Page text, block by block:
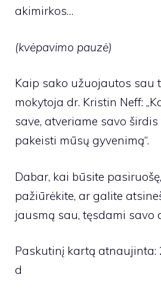
akimirkos…
(kvėpavimo pauzė)
Kaip sako užuojautos sau
mokytoja dr. Kristin Neff:
save, atveriame savo
pakeisti mūsų gyvenimą“.
Dabar, kai būsite
pažiūrėkite, ar galite
jausmą sau, tęsdami savo
Paskutinį kartą atnaujinta:
d